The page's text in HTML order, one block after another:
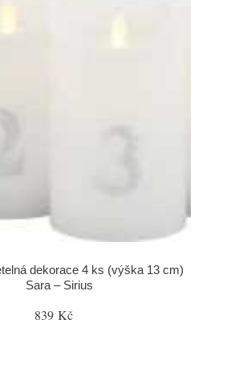
dekorace 4 ks (výška 13 cm)
Sara – Sirius
839 Kč